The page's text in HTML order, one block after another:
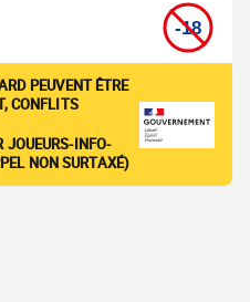
PEUVENT ÊTRE
CONFLITS
JOUEURS-INFO-
NON SURTAXÉ)